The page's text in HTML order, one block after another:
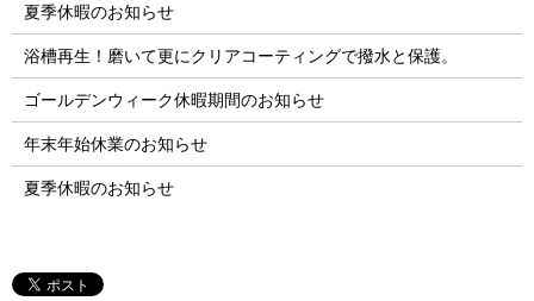
夏季休暇のお知らせ
浴槽再生！磨いて更にクリアコーティングで撥水と保護。
ゴールデンウィーク休暇期間のお知らせ
年末年始休業のお知らせ
夏季休暇のお知らせ